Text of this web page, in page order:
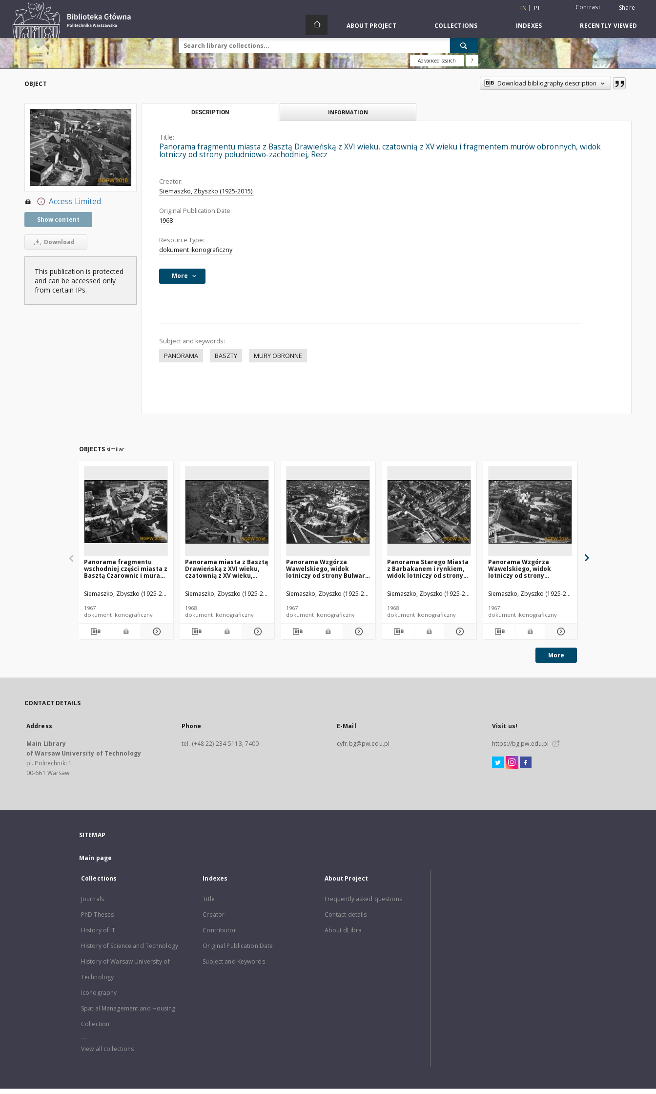
EN PL Contrast Share
ABOUT PROJECT COLLECTIONS INDEXES RECENTLY VIEWED
Advanced search ?
OBJECT Download bibliography description
Access Limited
Show content
Download
This publication is protected
and can be accessed only
from certain IPs.
DESCRIPTION INFORMATION
Title:
Panorama fragmentu miasta z Basztą Drawieńską z XVI wieku, czatownią z XV wieku i fragmentem murów obronnych, widok
lotniczy od strony południowo-zachodniej, Recz
Creator:
Siemaszko, Zbyszko (1925-2015).
Original Publication Date:
1968
Resource Type:
dokument ikonograficzny
More
Subject and keywords:
PANORAMA
BASZTY MURY OBRONNE
OBJECTS similar
Panorama fragmentu
wschodniej części miasta z
Basztą Czarownic i murami
Strzelce Krajeńskie
Siemaszko, Zbyszko (1925-2015).
1967
dokument ikonograficzny
Panorama miasta z Basztą
Drawieńską z XVI wieku,
czatownią z XV wieku,
obronnych i kościołem pw.
Chrystusa Króla, widok
wschodniej, Recz
Siemaszko, Zbyszko (1925-2015).
1968
dokument ikonograficzny
Panorama Wzgórza
Wawelskiego, widok
lotniczy od strony Bulwaru
Siemaszko, Zbyszko (1925-2015).
1967
dokument ikonograficzny
Panorama Starego Miasta
z Barbakanem i rynkiem,
widok lotniczy od strony
Warszawa
Siemaszko, Zbyszko (1925-2015).
1968
dokument ikonograficzny
Panorama Wzgórza
Wawelskiego, widok
lotniczy od strony
Kraków
Siemaszko, Zbyszko (1925-2015).
1967
dokument ikonograficzny
More
CONTACT DETAILS
Address
Main Library
of Warsaw University of Technology
pl. Politechniki 1
00-661 Warsaw
Phone
tel. (+48 22) 234-5113, 7400
E-Mail
cyfr.bg@pw.edu.pl
Visit us!
https://bg.pw.edu.pl
SITEMAP
Main page
Collections
Journals
PhD Theses
History of IT
History of Science and Technology
History of Warsaw University of
Technology
Iconography
Spatial Management and Housing
Collection
...
View all collections
Indexes
Title
Creator
Contributor
Original Publication Date
Subject and Keywords
About Project
Frequently asked questions
Contact details
About dLibra